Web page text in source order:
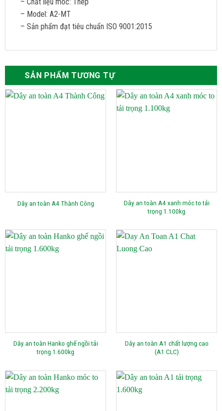
– Chất liệu móc: Thép
– Model: A2-MT
– Sản phẩm đạt tiêu chuẩn ISO 9001:2015
SẢN PHẨM TƯƠNG TỰ
Dây an toàn A4 Thành Công
Dây an toàn A4 xanh móc to tải
trọng 1.100kg
Dây an toàn Hanko ghế ngồi tải
trọng 1.600kg
Dây an toàn A1 chất lượng cao
(A1 CLC)